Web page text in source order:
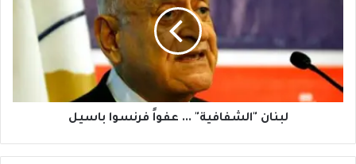
باسيل
لبنان "الشفافية" ... عفواً فرنسوا باسيل